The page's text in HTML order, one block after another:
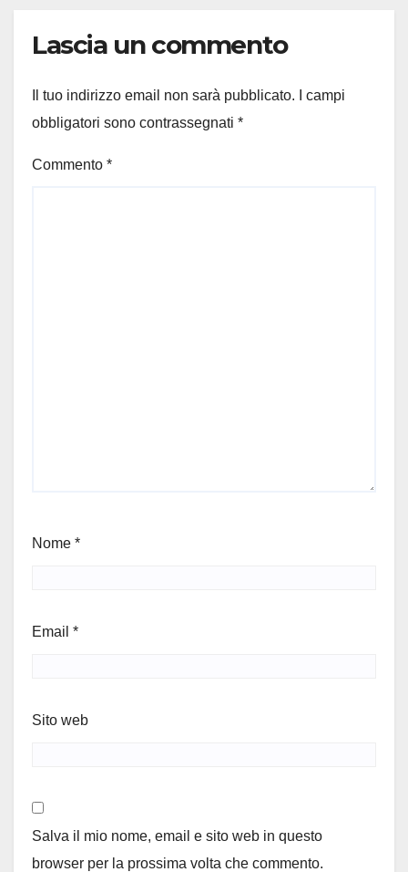
Lascia un commento
Il tuo indirizzo email non sarà pubblicato.
I campi
obbligatori sono contrassegnati *
Commento *
Nome *
Email *
Sito web
Salva il mio nome, email e sito web in questo
browser per la prossima volta che commento.